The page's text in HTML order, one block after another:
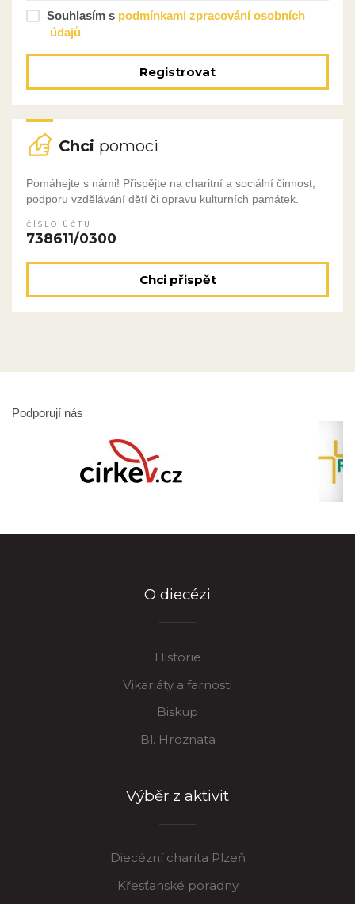
Souhlasím s podmínkami zpracování osobních
údajů
Registrovat
Chci pomoci
Pomáhejte s námi! Přispějte na charitní a sociální činnost,
podporu vzdělávání dětí či opravu kulturních památek.
ČÍSLO ÚČTU
738611/0300
Chci přispět
Podporují nás
O diecézi
Historie
Vikariáty a farnosti
Biskup
Bl. Hroznata
Výběr z aktivit
Diecézní charita Plzeň
Křesťanské poradny